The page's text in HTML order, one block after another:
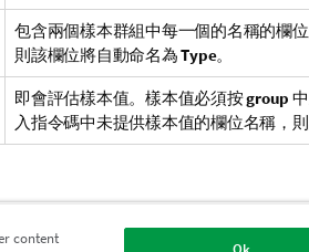
包含兩個樣本群組中每一個的名稱的欄
則該欄位將自動命名為Type。
即會評估樣本值。樣本值必須按group
入指令碼中未提供樣本值的欄位名稱，
文字值、
NULL值及遺漏值，會造成函
content